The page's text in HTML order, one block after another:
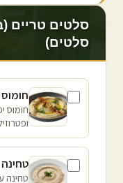
סלטים טריים
סלטים)
חומוס
טחינה
טחינה